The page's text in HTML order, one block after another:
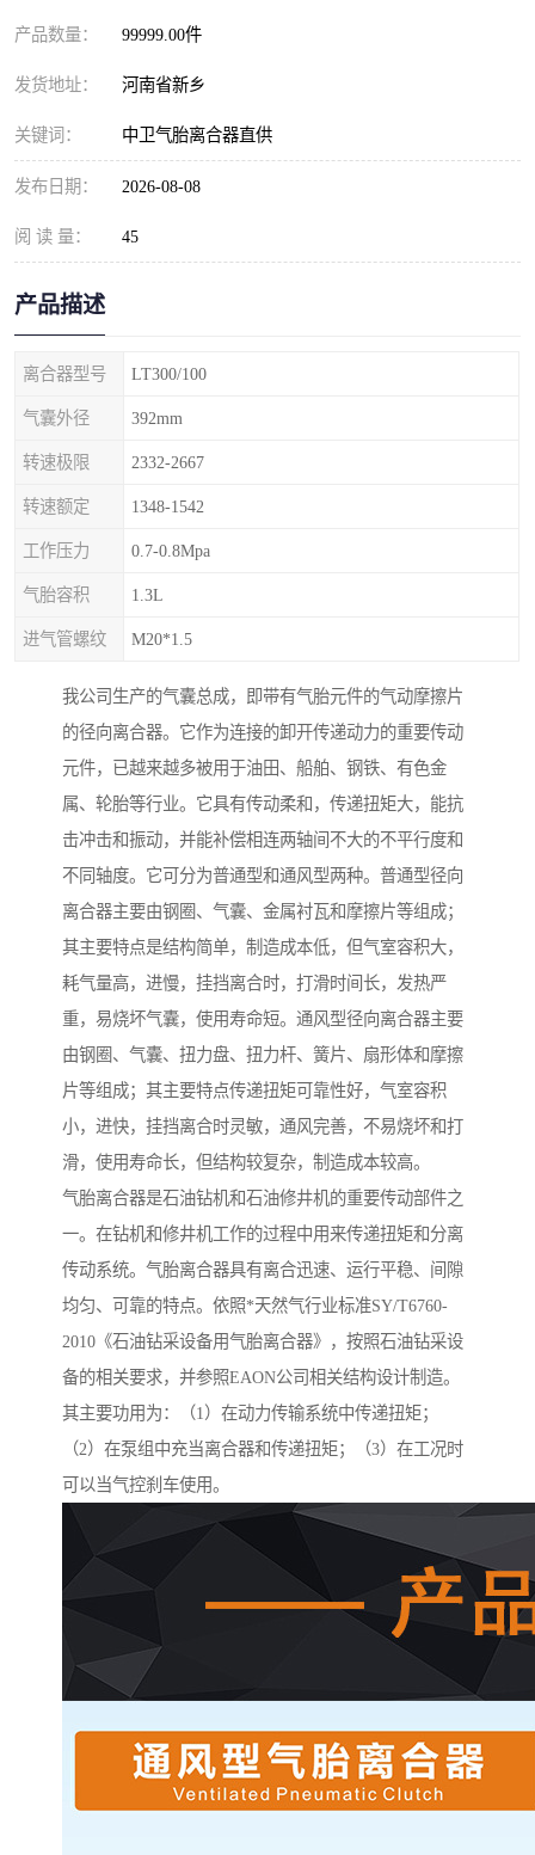
产品数量： 99999.00件
发货地址： 河南省新乡
关键词： 中卫气胎离合器直供
发布日期： 2026-08-08
阅 读 量： 45
产品描述
离合器型号 LT300/100
气囊外径 392mm
转速极限 2332-2667
转速额定 1348-1542
工作压力 0.7-0.8Mpa
气胎容积 1.3L
进气管螺纹 M20*1.5
我公司生产的气囊总成，即带有气胎元件的气动摩擦片
的径向离合器。它作为连接的卸开传递动力的重要传动
元件，已越来越多被用于油田、船舶、钢铁、有色金
属、轮胎等行业。它具有传动柔和，传递扭矩大，能抗
击冲击和振动，并能补偿相连两轴间不大的不平行度和
不同轴度。它可分为普通型和通风型两种。普通型径向
离合器主要由钢圈、气囊、金属衬瓦和摩擦片等组成；
其主要特点是结构简单，制造成本低，但气室容积大，
耗气量高，进慢，挂挡离合时，打滑时间长，发热严
重，易烧坏气囊，使用寿命短。通风型径向离合器主要
由钢圈、气囊、扭力盘、扭力杆、簧片、扇形体和摩擦
片等组成；其主要特点传递扭矩可靠性好，气室容积
小，进快，挂挡离合时灵敏，通风完善，不易烧坏和打
滑，使用寿命长，但结构较复杂，制造成本较高。
气胎离合器是石油钻机和石油修井机的重要传动部件之
一。在钻机和修井机工作的过程中用来传递扭矩和分离
传动系统。气胎离合器具有离合迅速、运行平稳、间隙
均匀、可靠的特点。依照*天然气行业标准SY/T6760-
2010《石油钻采设备用气胎离合器》，按照石油钻采设
备的相关要求，并参照EAON公司相关结构设计制造。
其主要功用为：（1）在动力传输系统中传递扭矩；
（2）在泵组中充当离合器和传递扭矩；（3）在工况时
可以当气控刹车使用。